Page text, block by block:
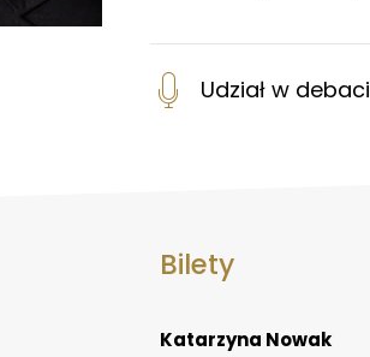
Udział w
Bilety
Katarzyna Nowak